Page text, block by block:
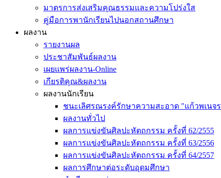
มาตรการส่งเสริมคุณธรรมและความโปร่งใส
คู่มือการพานักเรียนไปนอกสถานศึกษา
ผลงาน
รายงานผล
ประชาสัมพันธ์ผลงาน
เผยแพร่ผลงาน-Online
เกียรติคุณ&ผลงาน
ผลงานนักเรียน
ชนะเลิศรณรงค์รักษาความสะอาด "แก้วพเนจ
ผลงานทั่วไป
ผลการแข่งขันศิลปะหัตถกรรม ครั้งที่ 62/2555
ผลการแข่งขันศิลปะหัตถกรรม ครั้งที่ 63/2556
ผลการแข่งขันศิลปะหัตถกรรม ครั้งที่ 64/2557
ผลการศึกษาต่อระดับอุดมศึกษา